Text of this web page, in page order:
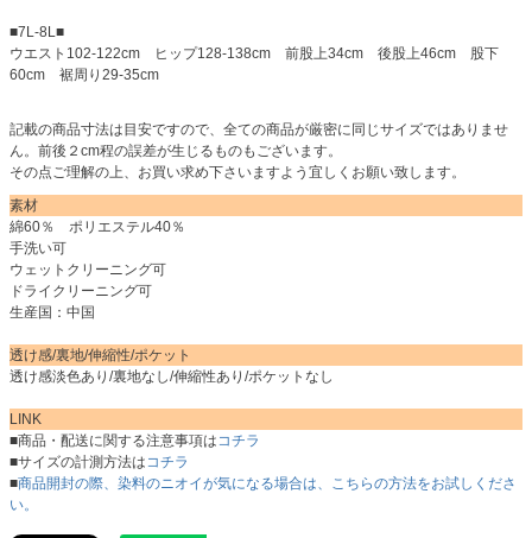
■7L-8L■
ウエスト102-122cm ヒップ128-138cm 前股上34cm 後股上46cm 股下
60cm 裾周り29-35cm
記載の商品寸法は目安ですので、全ての商品が厳密に同じサイズではありませ
ん。前後２cm程の誤差が生じるものもございます。
その点ご理解の上、お買い求め下さいますよう宜しくお願い致します。
素材
綿60％ ポリエステル40％
手洗い可
ウェットクリーニング可
ドライクリーニング可
生産国：中国
透け感/裏地/伸縮性/ポケット
透け感淡色あり/裏地なし/伸縮性あり/ポケットなし
LINK
■商品・配送に関する注意事項はコチラ
■サイズの計測方法はコチラ
■商品開封の際、染料のニオイが気になる場合は、こちらの方法をお試しくださ
い。